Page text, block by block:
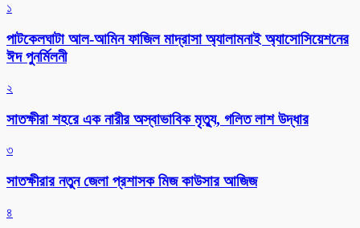
১
পাটকেলঘাটা আল-আমিন ফাজিল মাদ্রাসা অ্যালামনাই অ্যাসোসিয়েশনের
ঈদ পুনর্মিলনী
২
সাতক্ষীরা শহরে এক নারীর অস্বাভাবিক মৃত্যু, গলিত লাশ উদ্ধার
৩
সাতক্ষীরার নতুন জেলা প্রশাসক মিজ কাউসার আজিজ
৪